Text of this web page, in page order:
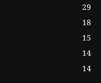
29
18
15
14
14